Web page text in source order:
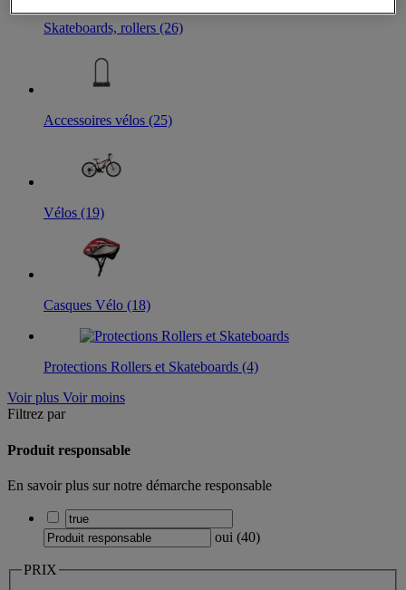
Skateboards, rollers (26)
Accessoires vélos (25)
Vélos (19)
Casques Vélo (18)
Protections Rollers et Skateboards (4)
Voir plus Voir moins
Filtrez par
Produit responsable
En savoir plus sur notre démarche responsable
oui (40)
PRIX